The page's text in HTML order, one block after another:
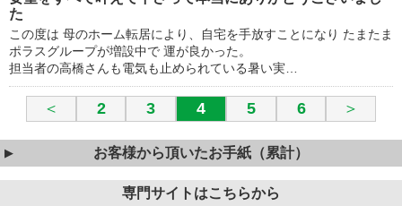
た
この度は 母のホーム転居により、自宅を手放すことになり たまたま
ポラスグループが増設中で 運が良かった。
担当者の高橋さんも電気も止められている暑い実…
＜ 2 3 4 5 6 ＞
お客様から頂いたお手紙（累計）
専門サイトはこちらから